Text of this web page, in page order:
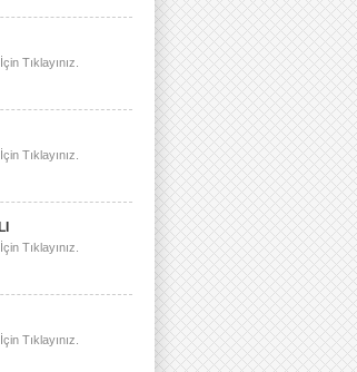
Tıklayınız.
Tıklayınız.
Tıklayınız.
Tıklayınız.